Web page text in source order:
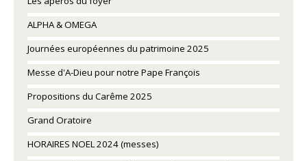
ALPHA & OMEGA
Journées européennes du patrimoine 2025
Messe d'A-Dieu pour notre Pape François
Propositions du Carême 2025
Grand Oratoire
HORAIRES NOEL 2024 (messes)